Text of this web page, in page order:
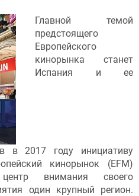
Главной темой
предстоящего
Европейского
кинорынка станет
Испания и ее
в 2017 году инициативу
кинорынок (EFM)
внимания своего
один крупный регион.